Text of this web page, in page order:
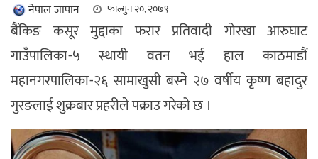
नेपाल जापान फाल्गुन २०, २०७९
बैंकिङ कसूर मुद्दाका फरार प्रतिवादी गोरखा आरुघाट
गाउँपालिका-५ स्थायी वतन भई हाल काठमाडौं
महानगरपालिका-२६ सामाखुसी बस्ने २७ वर्षीय कृष्ण बहादुर
गुरङलाई शुक्रबार प्रहरीले पक्राउ गरेको छ ।